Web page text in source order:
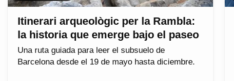
Itinerari arqueològic per la Rambla:
la historia que emerge bajo el paseo
Una ruta guiada para leer el subsuelo de
Barcelona desde el 19 de mayo hasta diciembre.